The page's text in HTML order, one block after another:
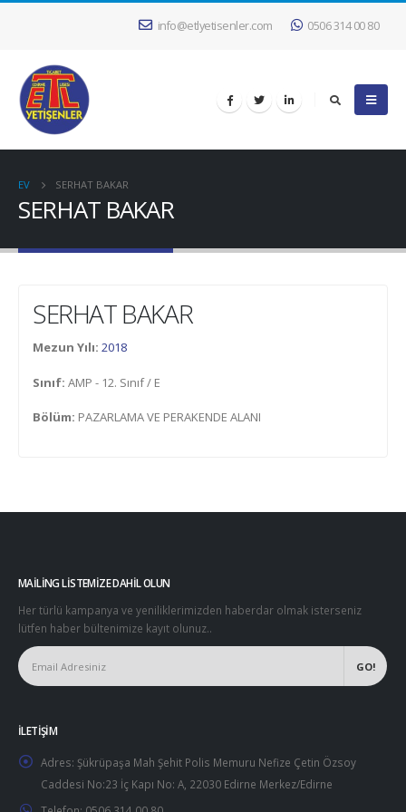
info@etlyetisenler.com 0506 314 00 80
EV SERHAT BAKAR
SERHAT BAKAR
SERHAT BAKAR
Mezun Yılı: 2018
Sınıf: AMP - 12. Sınıf / E
Bölüm: PAZARLAMA VE PERAKENDE ALANI
MAILING LISTEMIZE DAHIL OLUN
Her türlü kampanya ve yeniliklerimizden haberdar olmak isterseniz
lütfen haber bültenimize kayıt olunuz..
İLETIŞIM
Adres: Şükrüpaşa Mah Şehit Polis Memuru Nefize Çetin Özsoy
Caddesi No:23 İç Kapı No: A, 22030 Edirne Merkez/Edirne